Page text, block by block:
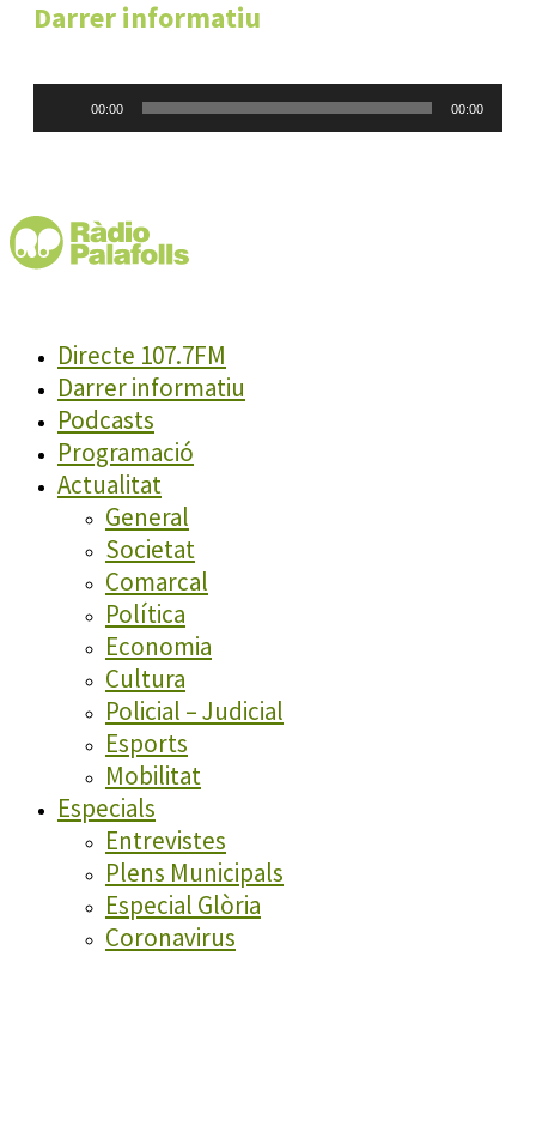
Darrer informatiu
00:00 00:00
Directe 107.7FM
Darrer informatiu
Podcasts
Programació
Actualitat
General
Societat
Comarcal
Política
Economia
Cultura
Policial – Judicial
Esports
Mobilitat
Especials
Entrevistes
Plens Municipals
Especial Glòria
Coronavirus